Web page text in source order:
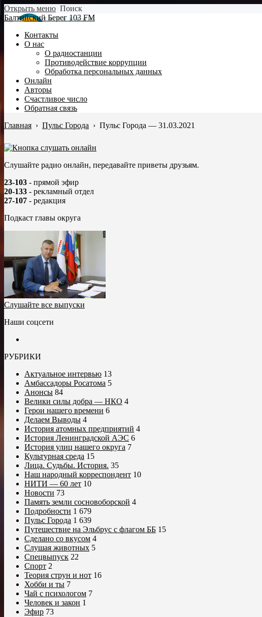
Открыть меню Поиск
Балтийский Берег 103 FM
Контакты
О нас
О радиостанции
Противодействие коррупции
Обработка персональных данных
Онлайн
Авторы
Счастливое число
Обратная связь
Главная › Пульс Города › Пульс Города — 31.03.2021
Слушайте радио онлайн, передавайте приветы друзьям.
23-103 - прямой эфир
20-133 - рекламный отдел
27-107 - редакция
Подкаст главы округа
Слушайте все выпуски
Наши соцсети
РУБРИКИ
Актуальное интервью 13
Амбассадоры Росатома 5
Анонсы 84
Велики силы добра — НКО 4
Герои нашего времени 6
Делаем Выводы 4
История атомных предприятий 4
История Ленинградской АЭС 6
История улиц нашего округа 7
Культурная среда 15
Лица. Судьбы. История. 35
Наш народный корреспондент 10
НИТИ — 60 лет 10
Новости 73
Память земли сосновоборской 4
Подробности 1 679
Пульс Города 1 639
Путешествие на Эльбрус с флагом ББ 15
Сделано со вкусом 4
Слушая животных 5
Спецвыпуск 22
Спорт 2
Теория струн и нот 16
Хобби и ты 7
Чай с психологом 7
Человек и закон 1
Эфир 73